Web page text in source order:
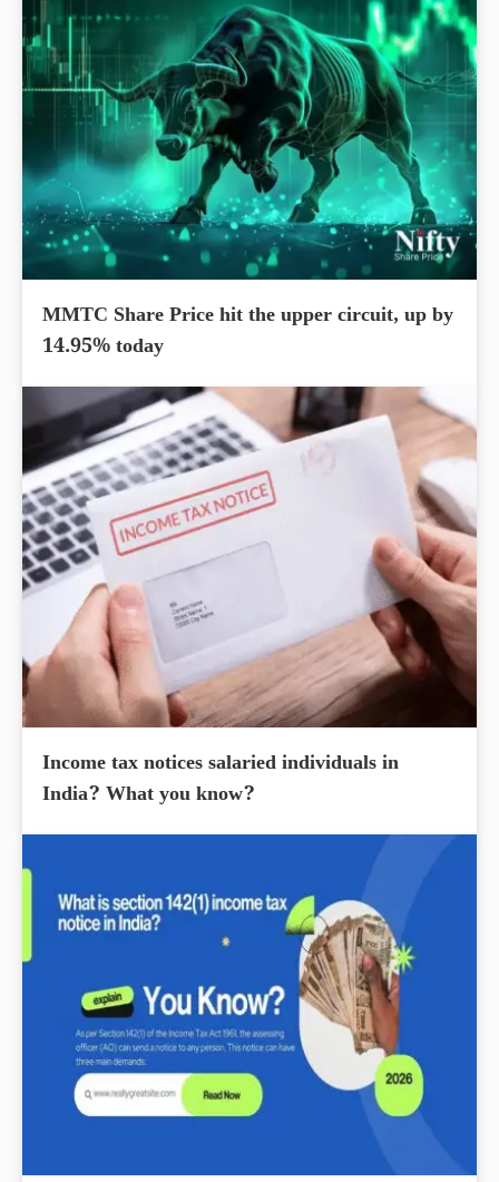
MMTC Share Price hit the upper circuit, up by
14.95% today
Income tax notices salaried individuals in
India? What you know?